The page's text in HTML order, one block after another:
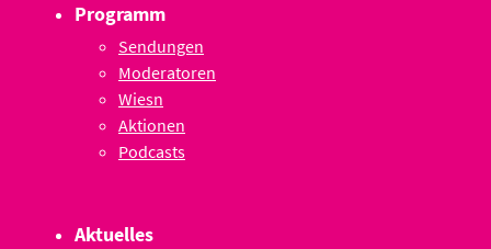
Programm
Sendungen
Moderatoren
Wiesn
Aktionen
Podcasts
Aktuelles